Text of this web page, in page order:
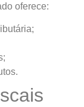
oferece: